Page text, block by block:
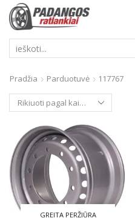
Pradžia Parduotuvė
117767
GREITA PERŽIŪRA